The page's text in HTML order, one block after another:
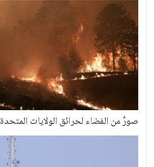
صورٌ من الفضاء لحرائق الولايات المتحدة